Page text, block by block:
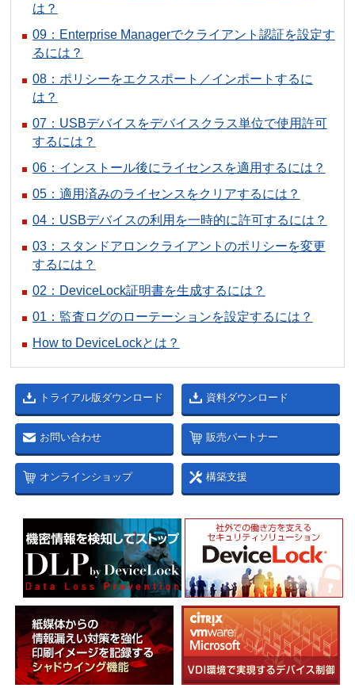
は？
09：Enterprise Managerでクライアント認証を設定す
るには？
08：ポリシーをエクスポート／インポートするに
は？
07：USBデバイスをデバイスクラス単位で使用許可
するには？
06：インストール後にライセンスを適用するには？
05：適用済みのライセンスをクリアするには？
04：USBデバイスの利用を一時的に許可するには？
03：スタンドアロンクライアントのポリシーを変更
するには？
02：DeviceLock証明書を生成するには？
01：監査ログのローテーションを設定するには？
How to DeviceLockとは？
トライアル版ダウンロード 資料ダウンロード
お問い合わせ 販売パートナー
オンラインショップ 構築支援